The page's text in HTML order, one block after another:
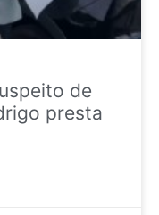
de
presta